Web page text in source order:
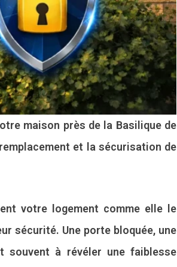
maison près de la Basilique de
et la sécurisation de
votre logement comme elle le
sécurité. Une porte bloquée, une
souvent à révéler une faiblesse